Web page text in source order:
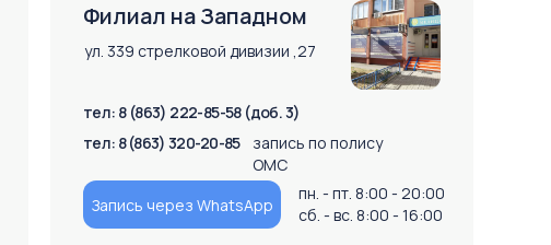
Филиал на Западном
ул. 339 стрелковой дивизии ,27
пн. - пт. 8:00 - 20:00
сб. - вс. 8:00 - 16:00
запись по полису
ОМС
тел: 8 (863) 222-85-58 (доб. 3)
тел: 8 (863) 320-20-85
Запись через WhatsApp